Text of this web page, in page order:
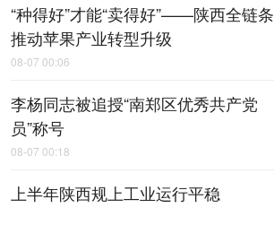
“种得好”才能“卖得好”——陕西全链条
推动苹果产业转型升级
08-07 00:06
李杨同志被追授“南郑区优秀共产党
员”称号
08-07 00:18
上半年陕西规上工业运行平稳